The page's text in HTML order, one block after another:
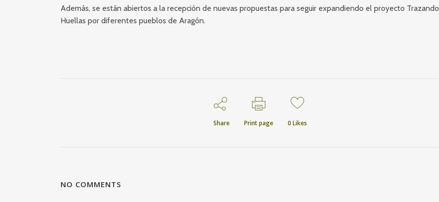
Además, se están abiertos a la recepción de nuevas propuestas para seguir expandiendo el proyecto Trazando
Huellas por diferentes pueblos de Aragón.
Share Print page 0 Likes
NO COMMENTS